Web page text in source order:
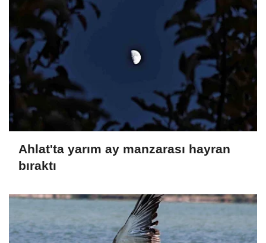
Ahlat'ta yarım ay manzarası hayran
bıraktı